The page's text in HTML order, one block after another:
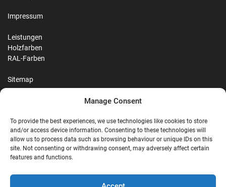
Manage Consent
To provide the best experiences, we use technologies like cookies to store
and/or access device information. Consenting to these technologies will
allow us to process data such as browsing behaviour or unique IDs on this
site. Not consenting or withdrawing consent, may adversely affect certain
features and functions.
Impressum
Leistungen
Holzfarben
RAL-Farben
Sitemap
G Google Reviews